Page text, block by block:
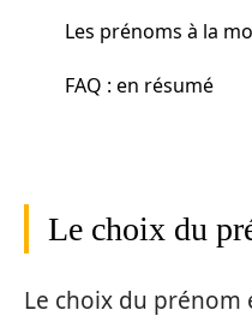
Les prénoms à la
FAQ : en résumé
Le choix du
Le choix du prénom